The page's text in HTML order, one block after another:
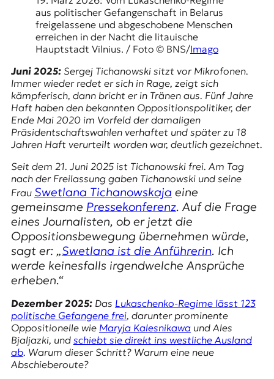
D
E
R
s
s
e
n
,
J
o
u
r
n
a
i
s
m
u
aus politischer Gefangenschaft in Belarus
freigelassene und abgeschobene Menschen
erreichen in der Nacht die litauische
Hauptstadt Vilnius. / Foto © BNS/Imago
Juni 2025: Sergej Tichanowskisitzt vor Mikrofonen.
Immer wieder redet er sich in Rage, zeigt sich
kämpferisch, dann bricht er in Tränen aus. Fünf Jahre
Haft haben den bekannten Oppositionspolitiker, der
Ende Mai 2020 im Vorfeld der damaligen
Präsidentschaftswahlenverhaftet und später zu 18
Jahren Haft verurteilt worden war, deutlich gezeichnet.
Seit dem 21. Juni 2025 ist Tichanowski frei. Am Tag
nach der Freilassung gaben Tichanowski und seine
Frau Swetlana Tichanowskaja eine
gemeinsame Pressekonferenz. Auf die Frage
eines Journalisten, ob er jetzt die
Oppositionsbewegung übernehmen würde,
sagt er: „Swetlana ist die Anführerin. Ich
werde keinesfalls irgendwelche Ansprüche
erheben.“
Dezember 2025:Das Lukaschenko-Regime lässt 123
politische Gefangene frei, darunter prominente
Oppositionelle wie Maryja Kalesnikawaund Ales
Bjaljazki, und schiebt sie direkt ins westliche Ausland
ab. Warum dieser Schritt? Warum eine neue
Abschieberoute?